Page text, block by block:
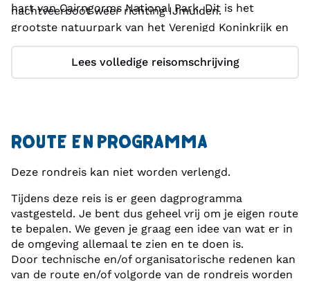
hart van Cairngorms National Park. Dit is het
grootste natuurpark van het Verenigd Koninkrijk en
een heerlijke bestemming voor de liefhebbers van
nachtveerboot weer richting IJmuiden.
Lees volledige reisomschrijving
ROUTE EN PROGRAMMA
Deze rondreis kan niet worden verlengd.
Tijdens deze reis is er geen dagprogramma
vastgesteld. Je bent dus geheel vrij om je eigen route
te bepalen. We geven je graag een idee van wat er in
de omgeving allemaal te zien en te doen is.
Door technische en/of organisatorische redenen kan
van de route en/of volgorde van de rondreis worden